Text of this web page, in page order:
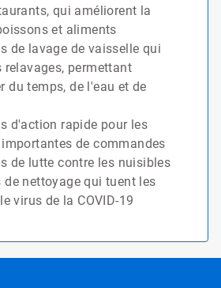
qui améliorent la
et aliments
de lavage de vaisselle qui
relavages, permettant
du temps, de l'eau et de
d'action rapide pour les
de commandes
de lutte contre les nuisibles
de nettoyage qui tuent les
virus de la COVID-19